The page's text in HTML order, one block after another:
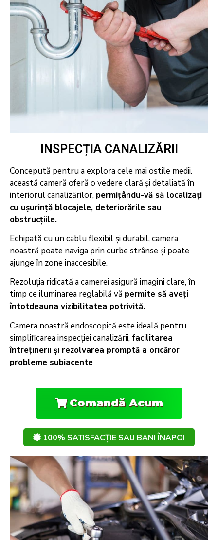
INSPECȚIA CANALIZĂRII
Concepută pentru a explora cele mai ostile medii,
această cameră oferă o vedere clară și detaliată în
interiorul canalizărilor, permițându-vă să localizați
cu ușurință blocajele, deteriorările sau
obstrucțiile.
Echipată cu un cablu flexibil și durabil, camera
noastră poate naviga prin curbe strânse și poate
ajunge în zone inaccesibile.
Rezoluția ridicată a camerei asigură imagini clare, în
timp ce iluminarea reglabilă vă permite să aveți
întotdeauna vizibilitatea potrivită.
Camera noastră endoscopică este ideală pentru
simplificarea inspecției canalizării,facilitarea
întreținerii și rezolvarea promptă a oricăror
probleme subiacente
Comandă Acum
100% SATISFACȚIE SAU BANI ÎNAPOI